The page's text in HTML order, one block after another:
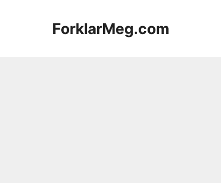
ForklarMeg.com